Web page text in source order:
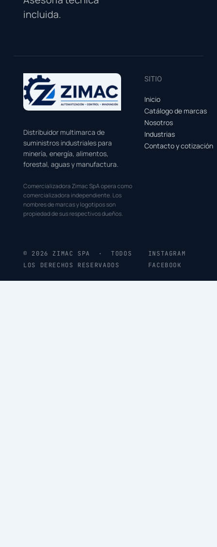
incluida.
Distribuidor multimarca de
suministros industriales para
minería, energía, alimentos,
forestal, aguas y manufactura.
Comercializadora Zimac SpA opera como
comercializadora independiente. Los
nombres de marcas y logotipos son
propiedad de sus respectivos dueños.
SITIO
Inicio
Catálogo de marcas
Nosotros
Industrias
Contacto y cotización
© 2026 ZIMAC SPA · TODOS
LOS DERECHOS RESERVADOS
INSTAGRAM
FACEBOOK